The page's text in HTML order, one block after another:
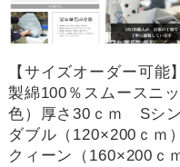
【サイズオーダー可
製綿100％スムースニ
色）厚さ30ｃｍ Sシ
ダブル（120×200ｃｍ
クィーン（160×200ｃ